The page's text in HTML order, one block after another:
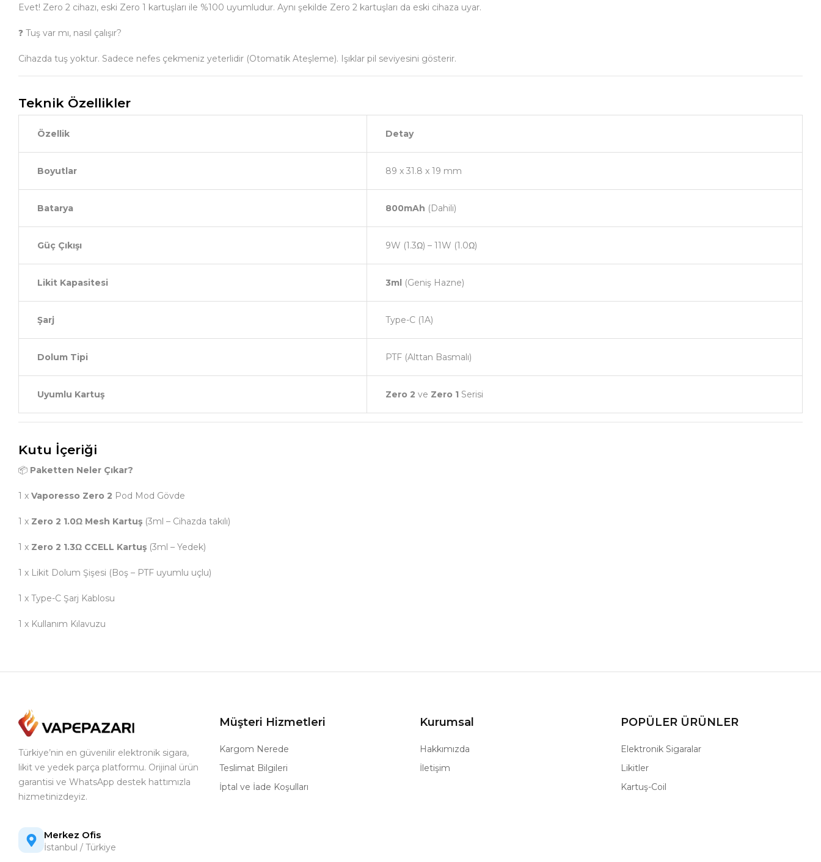
Evet! Zero 2 cihazı, eski Zero 1 kartuşları ile %100 uyumludur. Aynı şekilde Zero 2 kartuşları da eski cihaza uyar.
❓ Tuş var mı, nasıl çalışır?
Cihazda tuş yoktur. Sadece nefes çekmeniz yeterlidir (Otomatik Ateşleme). Işıklar pil seviyesini gösterir.
Teknik Özellikler
Özellik Detay
Boyutlar 89 x 31.8 x 19 mm
Batarya 800mAh (Dahili)
Güç Çıkışı 9W (1.3Ω) – 11W (1.0Ω)
Likit Kapasitesi 3ml (Geniş Hazne)
Şarj Type-C (1A)
Dolum Tipi PTF (Alttan Basmalı)
Uyumlu Kartuş Zero 2 ve Zero 1 Serisi
Kutu İçeriği
📦 Paketten Neler Çıkar?
1 x Vaporesso Zero 2 Pod Mod Gövde
1 x Zero 2 1.0Ω Mesh Kartuş (3ml – Cihazda takılı)
1 x Zero 2 1.3Ω CCELL Kartuş (3ml – Yedek)
1 x Likit Dolum Şişesi (Boş – PTF uyumlu uçlu)
1 x Type-C Şarj Kablosu
1 x Kullanım Kılavuzu
Türkiye’nin en güvenilir elektronik sigara,
likit ve yedek parça platformu. Orijinal ürün
garantisi ve WhatsApp destek hattımızla
hizmetinizdeyiz.
Merkez Ofis
İstanbul / Türkiye
Müşteri Hizmetleri
Kargom Nerede
Teslimat Bilgileri
İptal ve İade Koşulları
Kurumsal
Hakkımızda
İletişim
POPÜLER ÜRÜNLER
Elektronik Sigaralar
Likitler
Kartuş-Coil